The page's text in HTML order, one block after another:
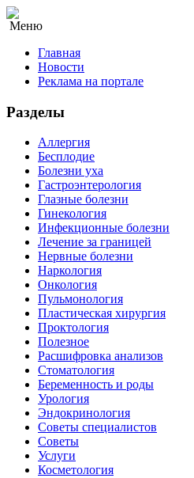
Меню
Главная
Новости
Реклама на портале
Разделы
Аллергия
Бесплодие
Болезни уха
Гастроэнтерология
Глазные болезни
Гинекология
Инфекционные болезни
Лечение за границей
Нервные болезни
Наркология
Онкология
Пульмонология
Пластическая хирургия
Проктология
Полезное
Расшифровка анализов
Стоматология
Беременность и роды
Урология
Эндокринология
Советы специалистов
Советы
Услуги
Косметология